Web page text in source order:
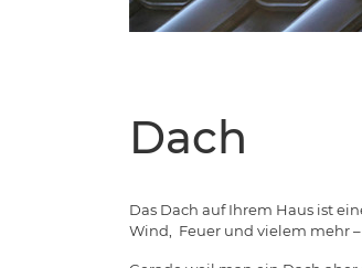
Dach
Das Dach auf Ihrem Haus ist
Wind, Feuer und vielem mehr